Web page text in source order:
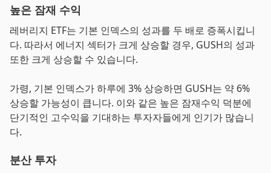
높은 잠재 수익
레버리지 ETF는 기본 인덱스의 성과를 두 배로 증폭시킵니
다. 따라서 에너지 섹터가 크게 상승할 경우, GUSH의 성과
또한 크게 상승할 수 있습니다.
가령, 기본 인덱스가 하루에 3% 상승하면 GUSH는 약 6%
상승할 가능성이 큽니다. 이와 같은 높은 잠재수익 덕분에
단기적인 고수익을 기대하는 투자자들에게 인기가 많습니
다.
분산 투자